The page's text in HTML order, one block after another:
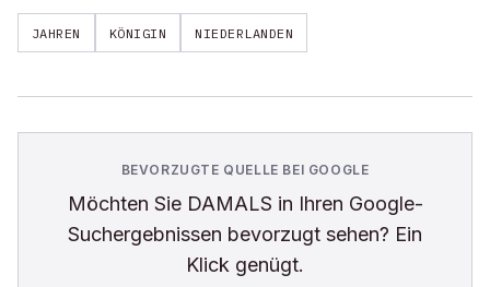
JAHREN KÖNIGIN NIEDERLANDEN
BEVORZUGTE QUELLE BEI GOOGLE
Möchten Sie DAMALS in Ihren Google-
Suchergebnissen bevorzugt sehen? Ein
Klick genügt.